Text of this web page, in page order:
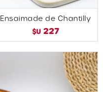
Ensaimade de Chantilly
$U 227